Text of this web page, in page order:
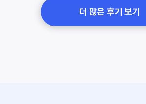
더 많은 후기 보기